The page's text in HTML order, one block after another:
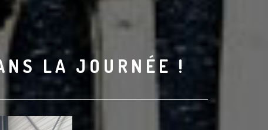
LA JOURNÉE !